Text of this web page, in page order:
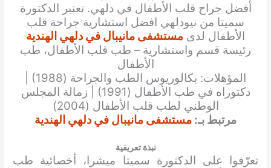
أفضل جراح قلب الأطفال في دلهي. تعتبر الدكتورة
سميتا من نيودلهي افضل استشارية جراحة قلب
الأطفال لدى مستشفى مانيبال في دلهي الهندية
رئيسة قسم واستشارية – طب قلب الأطفال، طب
الأطفال
المؤهلات: بكالوريوس الطب والجراحة (1988) |
دكتوراه في طب الأطفال (1991) | زمالة المجلس
الوطني لطب قلب الأطفال (2004)
مرتبط بـ: مستشفى مانيبال في دلهي الهندية
نبذة تعريفية
تعرّفوا على الدكتورة سميتا ميشرا، أخصائية طب